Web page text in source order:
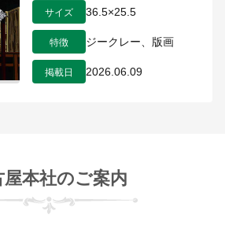
サイズ 36.5×25.5
特徴 ジークレー、版画
掲載日 2026.06.09
本社のご案内